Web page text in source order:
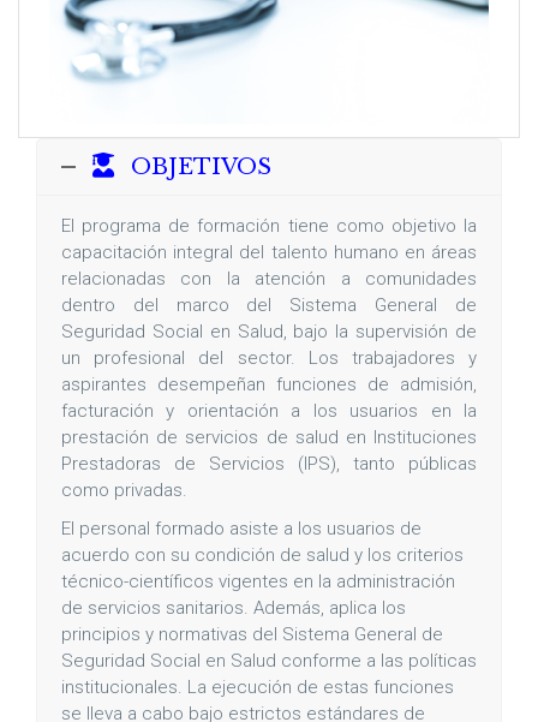
OBJETIVOS
El programa de formación tiene como objetivo la
capacitación integral del talento humano en áreas
relacionadas con la atención a comunidades
dentro del marco del Sistema General de
Seguridad Social en Salud, bajo la supervisión de
un profesional del sector. Los trabajadores y
aspirantes desempeñan funciones de admisión,
facturación y orientación a los usuarios en la
prestación de servicios de salud en Instituciones
Prestadoras de Servicios (IPS), tanto públicas
como privadas.
El personal formado asiste a los usuarios de
acuerdo con su condición de salud y los criterios
técnico-científicos vigentes en la administración
de servicios sanitarios. Además, aplica los
principios y normativas del Sistema General de
Seguridad Social en Salud conforme a las políticas
institucionales. La ejecución de estas funciones
se lleva a cabo bajo estrictos estándares de